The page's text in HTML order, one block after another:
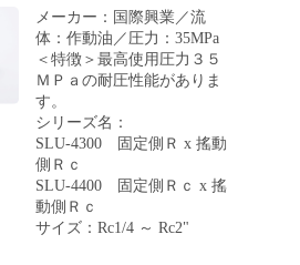
メーカー：国際興業／流
体：作動油／圧力：35MPa
＜特徴＞最高使用圧力３５
ＭＰａの耐圧性能がありま
す。
シリーズ名：
SLU-4300 固定側Ｒ x 搖動
側Ｒｃ
SLU-4400 固定側Ｒｃ x 搖
動側Ｒｃ
サイズ：Rc1/4 ～ Rc2"